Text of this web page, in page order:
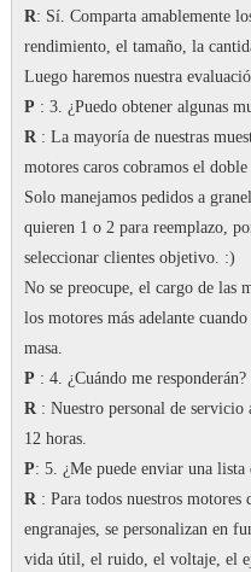
R: Sí. Comparta amablemente
rendimiento, el tamaño, la
Luego haremos nuestra
P : 3. ¿Puedo obtener algunas
R: La mayoría de nuestras
motores caros cobramos el
Solo manejamos pedidos a
quieren 1 o 2 para reemplazo,
seleccionar clientes objetivo. :)
No se preocupe, el cargo de las
los motores más adelante
masa.
P : 4. ¿Cuándo me responderán?
R: Nuestro personal de servicio
12 horas.
P: 5. ¿Me puede enviar una lista
R: Para todos nuestros motores
engranajes, se personalizan en
vida útil, el ruido, el voltaje, el